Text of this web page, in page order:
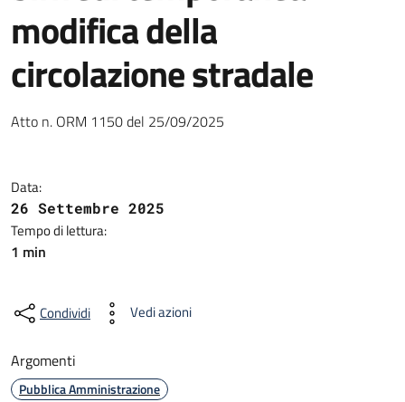
modifica della
circolazione stradale
Atto n. ORM 1150 del 25/09/2025
Data:
26 Settembre 2025
Tempo di lettura:
1 min
Condividi Vedi azioni
Argomenti
Pubblica Amministrazione